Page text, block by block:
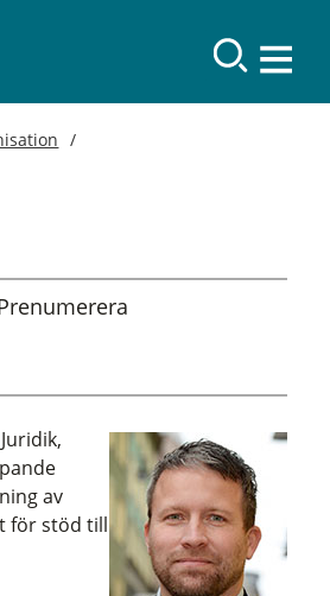
av
för stöd till